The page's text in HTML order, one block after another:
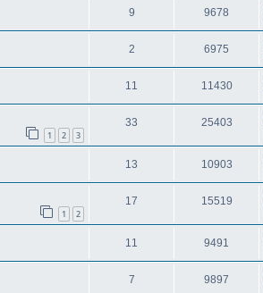
9 9678
2 6975
11 11430
1 2 3
33 25403
13 10903
1 2
17 15519
11 9491
7 9897